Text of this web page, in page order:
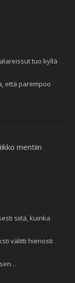
tuo kyllä
että parempoo
mentiin
siitä, kuinka
välitti hienosti